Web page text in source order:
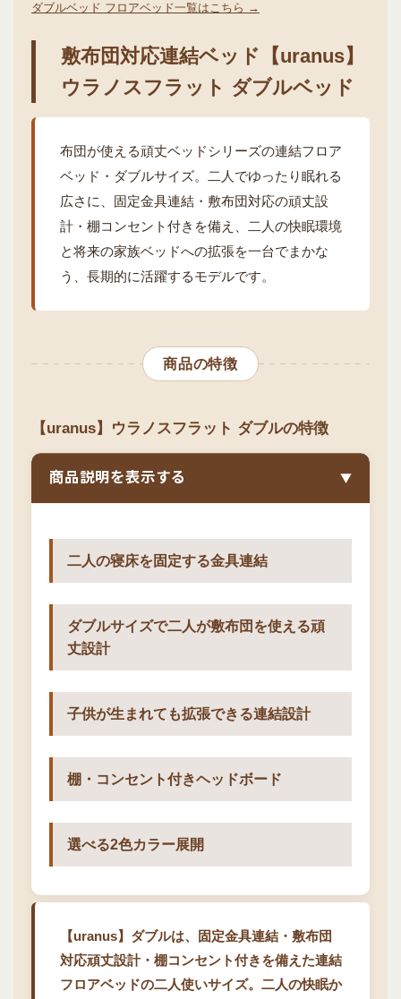
ダブルベッド フロアベッド一覧はこちら →
敷布団対応連結ベッド【uranus】
ウラノスフラット ダブルベッド
布団が使える頑丈ベッドシリーズの連結フロア
ベッド・ダブルサイズ。二人でゆったり眠れる
広さに、固定金具連結・敷布団対応の頑丈設
計・棚コンセント付きを備え、二人の快眠環境
と将来の家族ベッドへの拡張を一台でまかな
う、長期的に活躍するモデルです。
商品の特徴
【uranus】ウラノスフラット ダブルの特徴
商品説明を表示する ▼
二人の寝床を固定する金具連結
ダブルサイズで二人が敷布団を使える頑
丈設計
子供が生まれても拡張できる連結設計
棚・コンセント付きヘッドボード
選べる2色カラー展開
【uranus】ダブルは、固定金具連結・敷布団
対応頑丈設計・棚コンセント付きを備えた連結
フロアベッドの二人使いサイズ。二人の快眠か